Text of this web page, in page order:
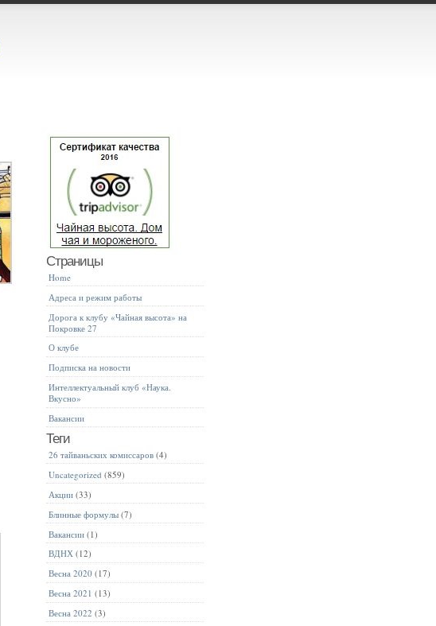
Страницы
Home
Адреса и режим работы
Дорога к клубу «Чайная высота» на
Покровке 27
О клубе
Подписка на новости
Интеллектуальный клуб «Наука.
Вкусно»
Вакансии
Теги
26 тайваньских комиссаров (4)
Uncategorized (859)
Акции (33)
Блинные формулы (7)
Вакансии (1)
ВДНХ (12)
Весна 2020 (17)
Весна 2021 (13)
Весна 2022 (3)